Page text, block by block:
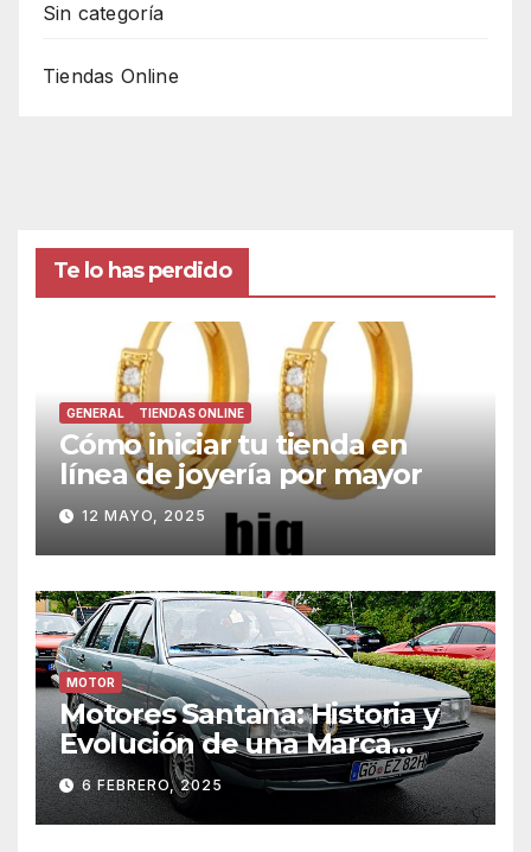
Sin categoría
Tiendas Online
Te lo has perdido
GENERAL TIENDAS ONLINE
Cómo iniciar tu tienda en
línea de joyería por mayor
12 MAYO, 2025
MOTOR
Motores Santana: Historia y
Evolución de una Marca
Icónica
6 FEBRERO, 2025